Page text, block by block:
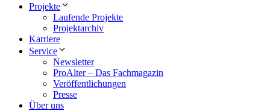
Projekte
Laufende Projekte
Projektarchiv
Karriere
Service
Newsletter
ProAlter – Das Fachmagazin
Veröffentlichungen
Presse
Über uns